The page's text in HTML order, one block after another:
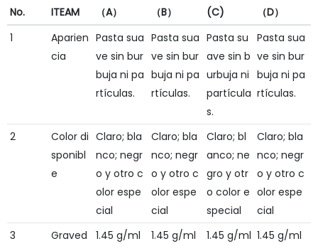
No. ITEAM
（A）
（B）
(C)
（D）
1
Aparien
cia
Pasta sua
ve sin bur
buja ni pa
rtículas.
Pasta sua
ve sin bur
buja ni pa
rtículas.
Pasta su
ave sin b
urbuja ni
partícula
s.
Pasta sua
ve sin bur
buja ni pa
rtículas.
2
Color di
sponibl
e
Claro; bla
nco; negr
o y otro c
olor espe
cial
Claro; bla
nco; negr
o y otro c
olor espe
cial
Claro; bl
anco; ne
gro y otr
o color e
special
Claro; bla
nco; negr
o y otro c
olor espe
cial
3
Graved
1.45 g/ml 1.45 g/ml 1.45 g/ml 1.45 g/ml